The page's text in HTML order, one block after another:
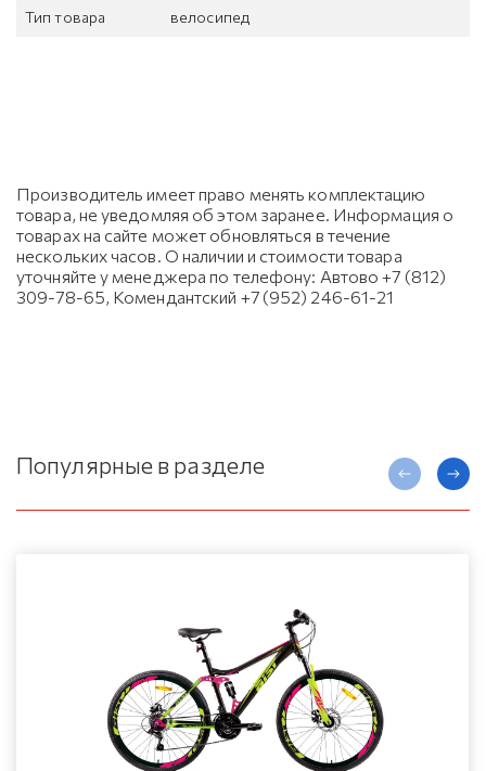
Тип товара велосипед
Производитель имеет право менять комплектацию
товара, не уведомляя об этом заранее. Информация о
товарах на сайте может обновляться в течение
нескольких часов. О наличии и стоимости товара
уточняйте у менеджера по телефону: Автово +7 (812)
309-78-65, Комендантский +7 (952) 246-61-21
Популярные в разделе